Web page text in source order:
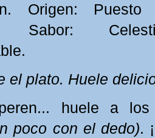
Origen: Puesto
Sabor:
el plato. Huele
huele a
poco con el dedo).